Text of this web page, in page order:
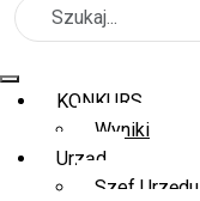
Szukaj
KONKURS
Wyniki
Urząd
Szef Urzędu